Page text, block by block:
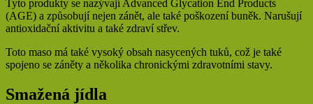
Tyto produkty se nazývají Advanced Glycation End Products
(AGE) a způsobují nejen zánět, ale také poškození buněk. Narušují
antioxidační aktivitu a také zdraví střev.
Toto maso má také vysoký obsah nasycených tuků, což je také
spojeno se záněty a několika chronickými zdravotními stavy.
Smažená jídla